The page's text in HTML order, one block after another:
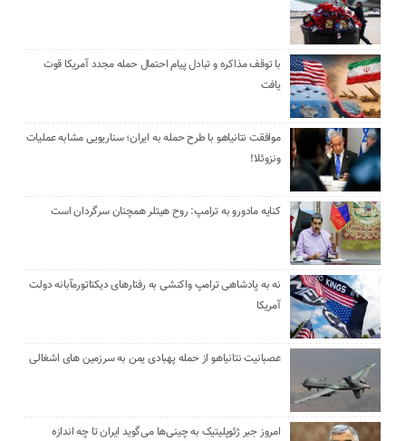
با توقف مذاکره و تبادل پیام احتمال حمله مجدد آمریکا قوت
یافت
موافقت نتانیاهو با طرح حمله به ایران؛ سناریویی مشابه عملیات
ونزوئلا!
کنایه مادورو به ترامپ: روح هیتلر همچنان سرگردان است
نه به پادشاهی ترامپ واکنشی به رفتارهای دیکتاتورمآبانه دولت
آمریکا
عصبانیت نتانیاهو از حمله پهبادی یمن به سرزمین های اشغالی
امروز جبر ژئوپلیتیک به چینی‌ها می‌گوید ایران تا چه اندازه